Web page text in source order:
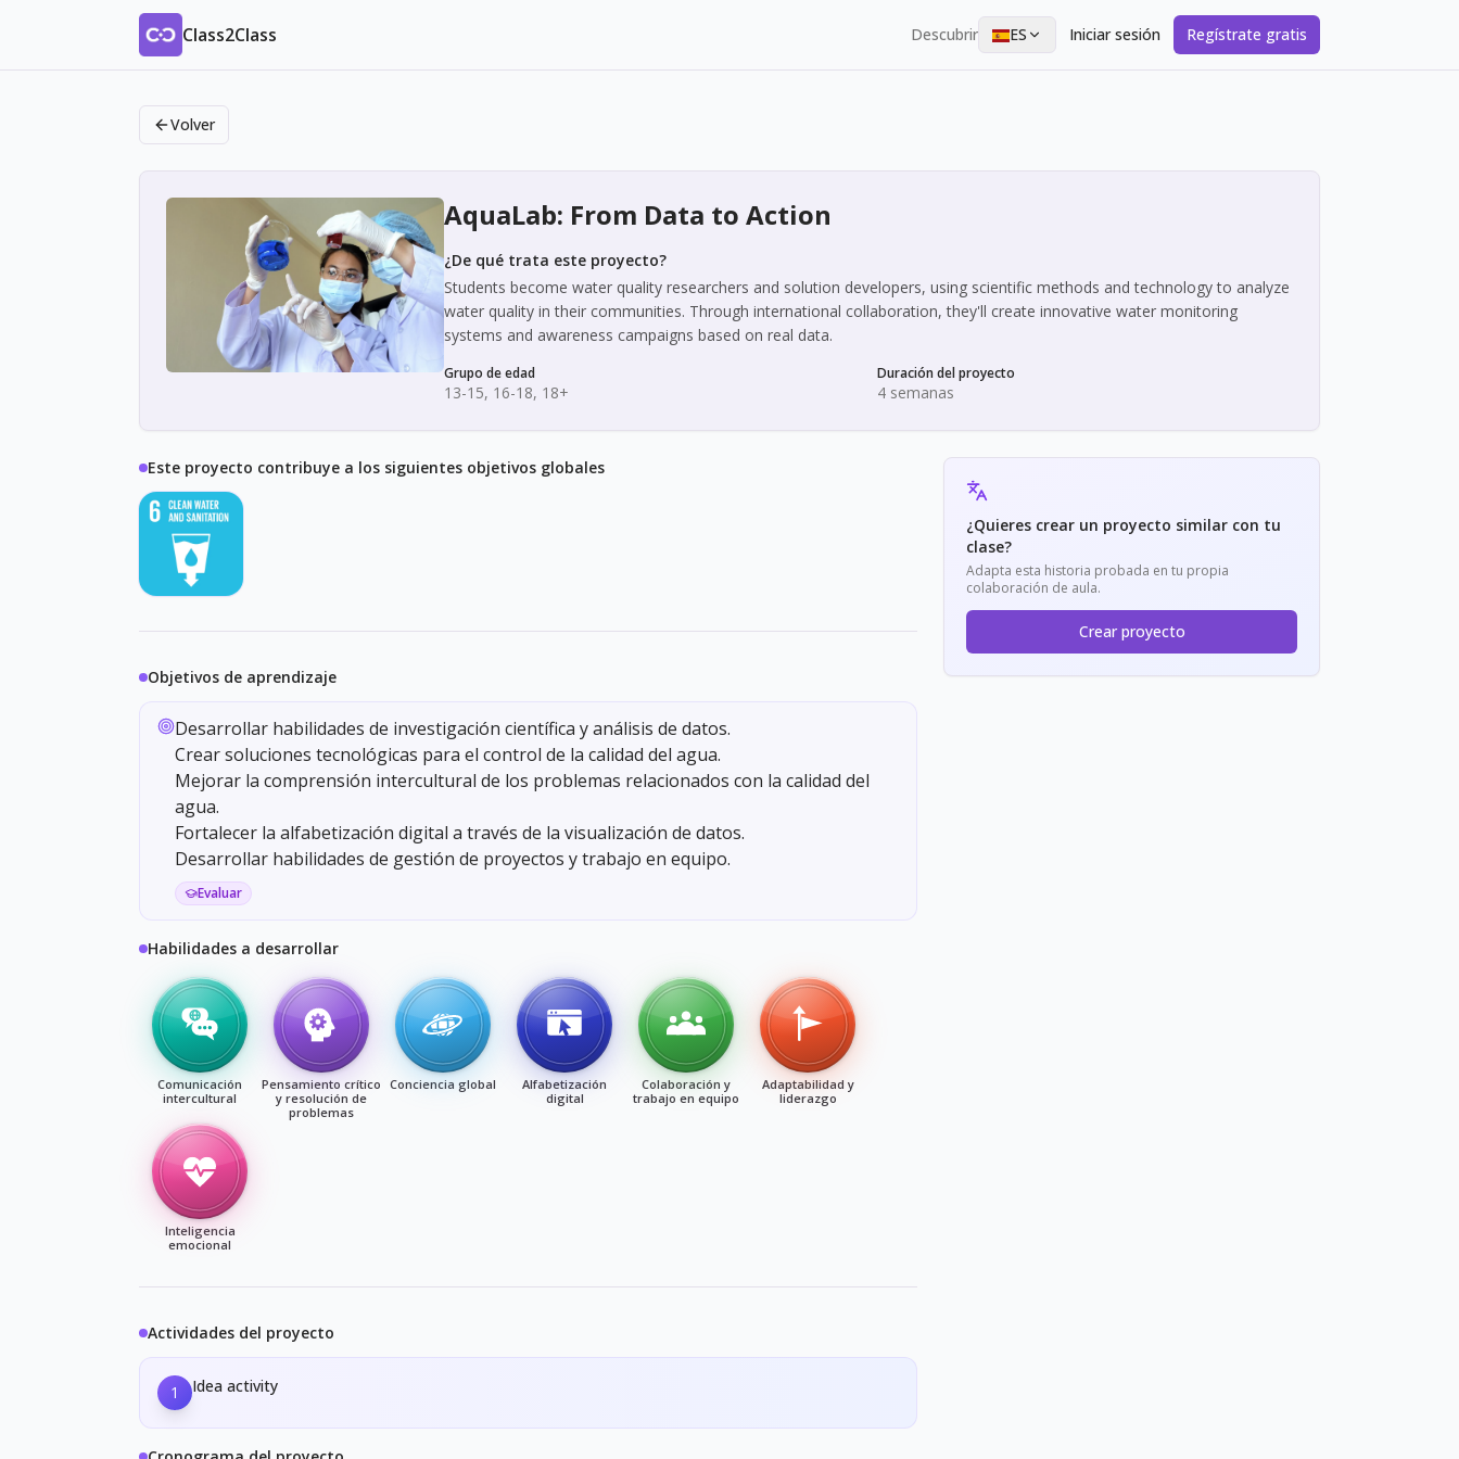
Class2Class Descubrir ES Iniciar sesión Regístrate gratis
Volver
AquaLab: From Data to Action
¿De qué trata este proyecto?
Students become water quality researchers and solution developers, using scientific methods and technology to analyze
water quality in their communities. Through international collaboration, they'll create innovative water monitoring
systems and awareness campaigns based on real data.
Grupo de edad
13-15, 16-18, 18+
Duración del proyecto
4 semanas
Este proyecto contribuye a los siguientes objetivos globales
Objetivos de aprendizaje
Desarrollar habilidades de investigación científica y análisis de datos.
Crear soluciones tecnológicas para el control de la calidad del agua.
Mejorar la comprensión intercultural de los problemas relacionados con la calidad del
agua.
Fortalecer la alfabetización digital a través de la visualización de datos.
Desarrollar habilidades de gestión de proyectos y trabajo en equipo.
Evaluar
Habilidades a desarrollar
Comunicación
intercultural
Pensamiento crítico
y resolución de
problemas
Conciencia global
Alfabetización
digital
Colaboración y
trabajo en equipo
Adaptabilidad y
liderazgo
Inteligencia
emocional
Actividades del proyecto
1 Idea activity
¿Quieres crear un proyecto similar con tu
clase?
Adapta esta historia probada en tu propia
colaboración de aula.
Crear proyecto